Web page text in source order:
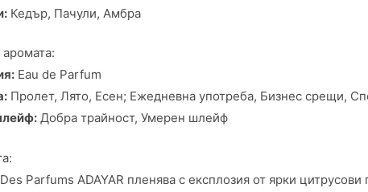
Кедър, Пачули, Амбра
Eau de Parfum
Пролет, Лято, Есен; Ежедневна употреба, Бизнес срещи,
Добра трайност, Умерен шлейф
Parfums ADAYAR пленява с експлозия от ярки